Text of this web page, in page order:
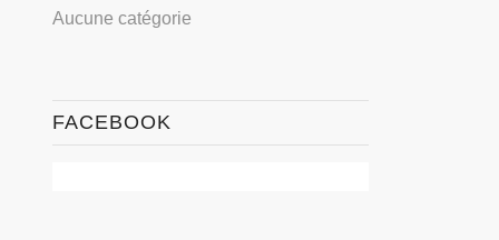
Aucune catégorie
FACEBOOK